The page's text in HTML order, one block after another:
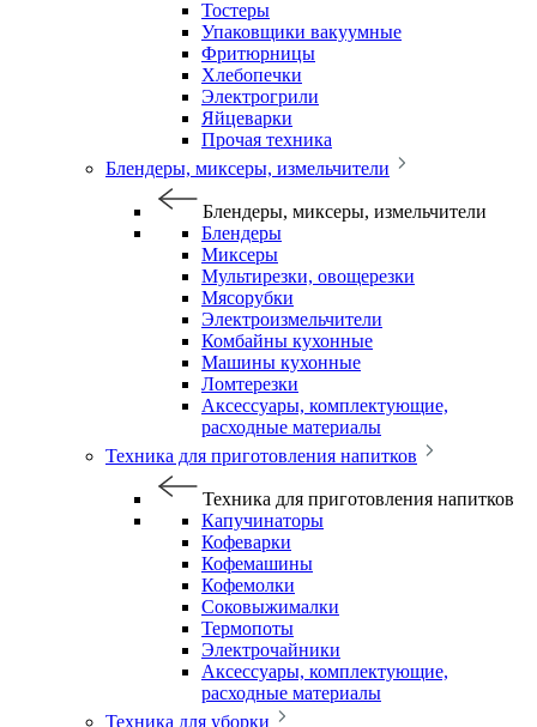
Тостеры
Упаковщики вакуумные
Фритюрницы
Хлебопечки
Электрогрили
Яйцеварки
Прочая техника
Блендеры, миксеры, измельчители
Блендеры, миксеры, измельчители
Блендеры
Миксеры
Мультирезки, овощерезки
Мясорубки
Электроизмельчители
Комбайны кухонные
Машины кухонные
Ломтерезки
Аксессуары, комплектующие,
расходные материалы
Техника для приготовления напитков
Техника для приготовления напитков
Капучинаторы
Кофеварки
Кофемашины
Кофемолки
Соковыжималки
Термопоты
Электрочайники
Аксессуары, комплектующие,
расходные материалы
Техника для уборки